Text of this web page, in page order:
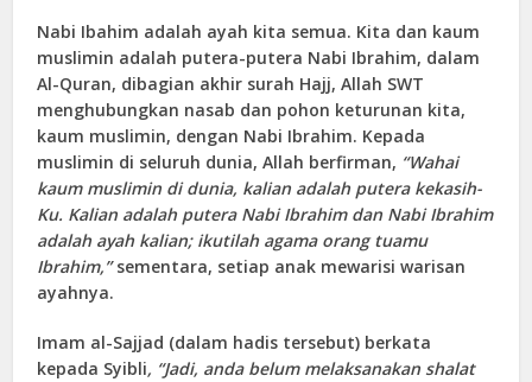
Nabi Ibahim adalah ayah kita semua. Kita dan kaum
muslimin adalah putera-putera Nabi Ibrahim, dalam
Al-Quran, dibagian akhir surah Hajj, Allah SWT
menghubungkan nasab dan pohon keturunan kita,
kaum muslimin, dengan Nabi Ibrahim. Kepada
muslimin di seluruh dunia, Allah berfirman, “Wahai
kaum muslimin di dunia, kalian adalah putera kekasih-
Ku. Kalian adalah putera Nabi Ibrahim dan Nabi Ibrahim
adalah ayah kalian; ikutilah agama orang tuamu
Ibrahim,”sementara, setiap anak mewarisi warisan
ayahnya.
Imam al-Sajjad (dalam hadis tersebut) berkata
kepada Syibli, “Jadi, anda belum melaksanakan shalat